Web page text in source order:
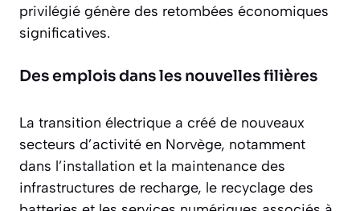
privilégié génère des retombées économiques
significatives.
Des emplois dans les nouvelles filières
La transition électrique a créé de nouveaux
secteurs d’activité en Norvège, notamment
dans l’installation et la maintenance des
infrastructures de recharge, le recyclage des